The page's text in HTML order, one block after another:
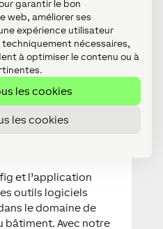
les cookies
les cookies
et l’application
outils logiciels
le domaine de
bâtiment. Avec notre